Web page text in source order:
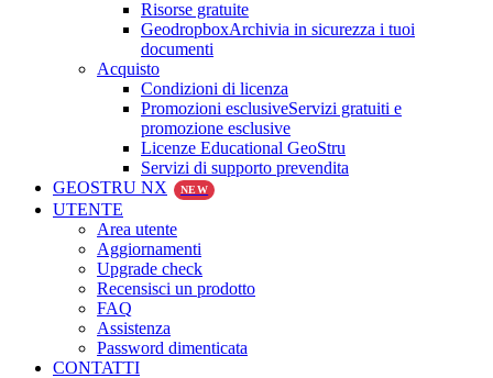
Risorse gratuite
GeodropboxArchivia in sicurezza i tuoi
documenti
Acquisto
Condizioni di licenza
Promozioni esclusiveServizi gratuiti e
promozione esclusive
Licenze Educational GeoStru
Servizi di supporto prevendita
GEOSTRU NX
NEW
UTENTE
Area utente
Aggiornamenti
Upgrade check
Recensisci un prodotto
FAQ
Assistenza
Password dimenticata
CONTATTI